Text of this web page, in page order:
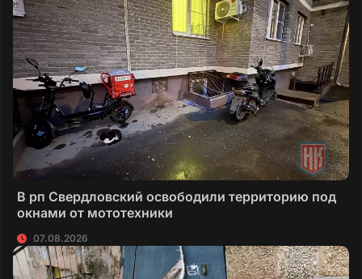
В рп Свердловский освободили территорию под
окнами от мототехники
07.08.2026